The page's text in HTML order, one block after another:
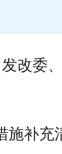
改委
施补充